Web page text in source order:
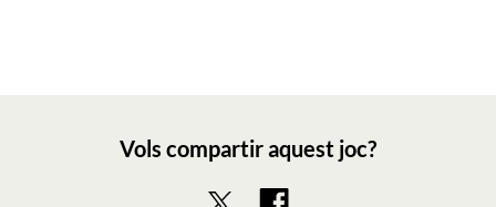
Vols compartir aquest joc?